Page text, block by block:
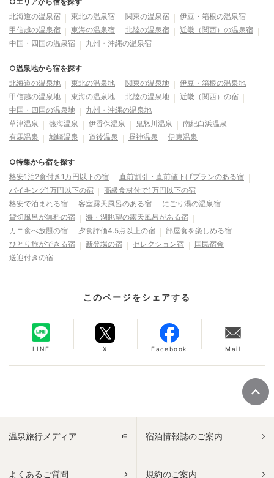
北海道の温泉宿
東北の温泉宿 関東の温泉宿
伊豆・箱根の温泉宿
甲信越の温泉宿
東海の温泉宿 北陸の温泉宿
近畿（関西）の温泉宿
中国・四国の温泉宿
九州・沖縄の温泉宿
○温泉地から宿を探す
北海道の温泉地
東北の温泉地 関東の温泉地
伊豆・箱根の温泉地
甲信越の温泉地
東海の温泉地 北陸の温泉地
近畿（関西）の宿
中国・四国の温泉地
九州・沖縄の温泉地
草津温泉
熱海温泉 伊香保温泉 鬼怒川温泉
南紀白浜温泉
有馬温泉
城崎温泉 道後温泉 昼神温泉 伊東温泉
○特集から宿を探す
格安1泊2食付き1万円以下の宿
直前割引・直前値下げプランのある宿
バイキング1万円以下の宿
高級食材付で1万円以下の宿
格安で泊まれる宿
客室露天風呂のある宿
にごり湯の温泉宿
貸切風呂が無料の宿
海・湖眺望の露天風呂がある宿
カニ食べ放題の宿
夕食評価4.5点以上の宿
部屋食を楽しめる宿
ひとり旅ができる宿
新登場の宿 セレクション宿
国民宿舎
送迎付きの宿
このページをシェアする
LINE X Facebook Mail
温泉旅行メディア 宿泊情報誌のご案内
よくあるご質問 規約のご案内